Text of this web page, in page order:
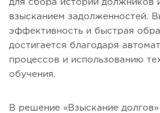
для сбора историй должников
взысканием задолженностей.
эффективность и быстрая
достигается благодаря
процессов и использованию
обучения.
В решение «Взыскание